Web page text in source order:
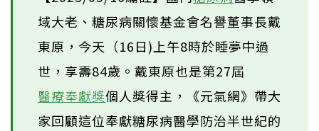
域大老、糖尿病關懷基金會名譽董事長戴
東原，今天（16日)上午8時於睡夢中過
世，享壽84歲。戴東原也是第27屆
醫療奉獻獎個人獎得主，《元氣網》帶大
家回顧這位奉獻糖尿病醫學防治半世紀的